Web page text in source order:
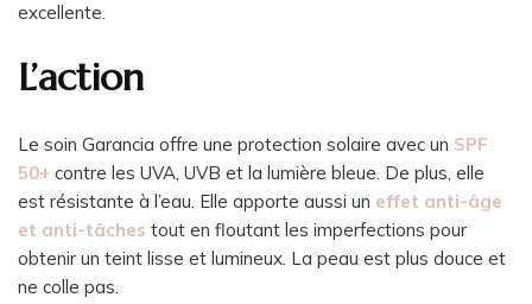
excellente.
L’action
Le soin Garancia offre une protection solaire avec un SPF
50+ contre les UVA, UVB et la lumière bleue. De plus, elle
est résistante à l’eau. Elle apporte aussi un effet anti-âge
et anti-tâches tout en floutant les imperfections pour
obtenir un teint lisse et lumineux. La peau est plus douce et
ne colle pas.